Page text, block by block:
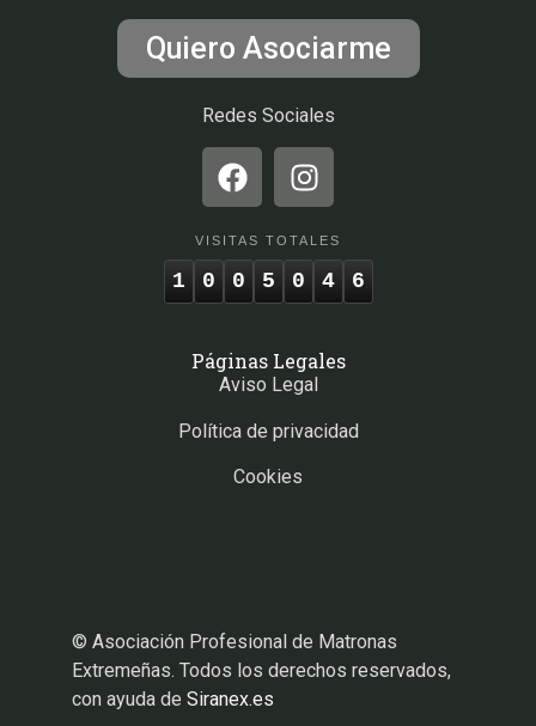
Quiero Asociarme
Redes Sociales
VISITAS TOTALES
1 0 0 5 0 4 6
Páginas Legales
Aviso Legal
Política de privacidad
Cookies
© Asociación Profesional de Matronas
Extremeñas. Todos los derechos reservados,
con ayuda de Siranex.es